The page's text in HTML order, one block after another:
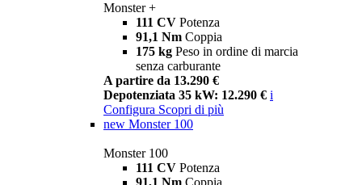
Monster +
111 CV Potenza
91,1 Nm Coppia
175 kg Peso in ordine di marcia
senza carburante
A partire da 13.290 €
Depotenziata 35 kW: 12.290 € i
Configura Scopri di più
new Monster 100
Monster 100
111 CV Potenza
91,1 Nm Coppia